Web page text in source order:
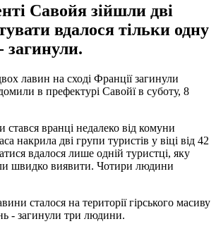
Савойя зійшли дві
вдалося тільки одну
загинули.
лавин на сході Франції загинули
в префектурі Савойї в суботу, 8
вранці недалеко від комуни
накрила дві групи туристів у віці від 42
вдалося лише одній туристці, яку
швидко виявити. Чотири людини
сталося на території гірського масиву
- загинули три людини.